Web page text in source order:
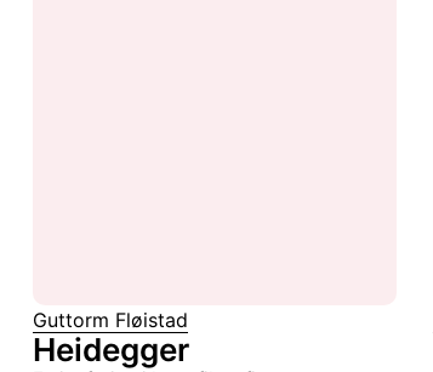
Guttorm Fløistad
Heidegger